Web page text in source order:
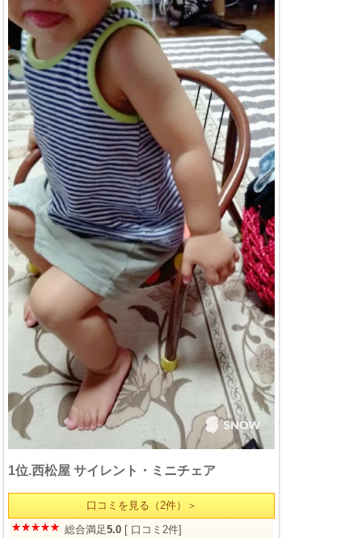
1位.西松屋 サイレント・ミニチェア
口コミを見る（2件）＞
総合満足5.0 [ 口コミ2件]